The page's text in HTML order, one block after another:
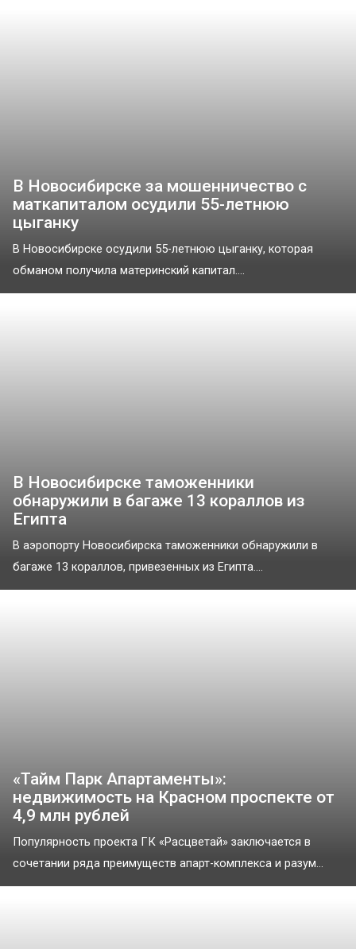
В Новосибирске за мошенничество с
маткапиталом осудили 55-летнюю
цыганку
В Новосибирске осудили 55-летнюю цыганку, которая
обманом получила материнский капитал....
В Новосибирске таможенники
обнаружили в багаже 13 кораллов из
Египта
В аэропорту Новосибирска таможенники обнаружили в
багаже 13 кораллов, привезенных из Египта....
«Тайм Парк Апартаменты»:
недвижимость на Красном проспекте от
4,9 млн рублей
Популярность проекта ГК «Расцветай» заключается в
сочетании ряда преимуществ апарт-комплекса и разум...